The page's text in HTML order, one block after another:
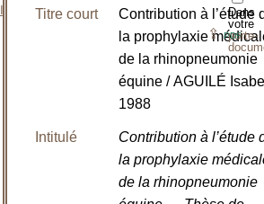
Dans
votre
porte-
⇪PDF
Titre court
Contribution à l’étude
la prophylaxie
de la rhinopneumonie
équine / AGUILÉ
1988
Intitulé
Contribution à l’étude
la prophylaxie
de la rhinopneumonie